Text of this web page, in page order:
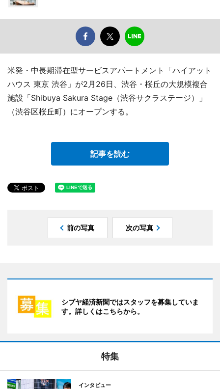
米発・中長期滞在型サービスアパートメント「ハイアット
ハウス 東京 渋谷」が2月26日、渋谷・桜丘の大規模複合
施設「Shibuya Sakura Stage（渋谷サクラステージ）」
（渋谷区桜丘町）にオープンする。
記事を読む
前の写真 次の写真
シブヤ経済新聞ではスタッフを募集していま
す。詳しくはこちらから。
特集
インタビュー